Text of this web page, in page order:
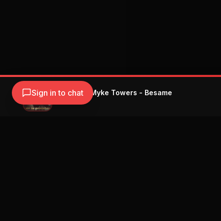
Luis Fonsi, Myke Towers - Besame
Sign in to chat